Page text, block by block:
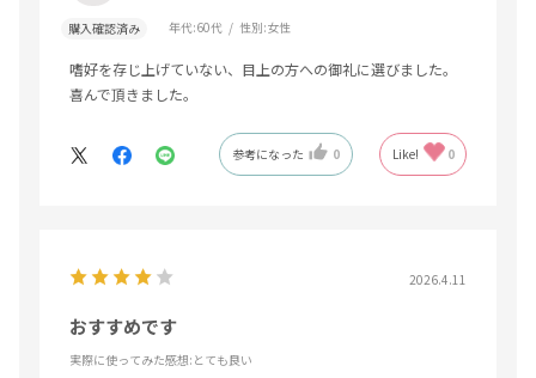
購入確認済み 年代:60代 性別:女性
嗜好を存じ上げていない、目上の方への御礼に選びました。
喜んで頂きました。
参考になった 0 Like! 0
2026.4.11
おすすめです
実際に使ってみた感想:とても良い